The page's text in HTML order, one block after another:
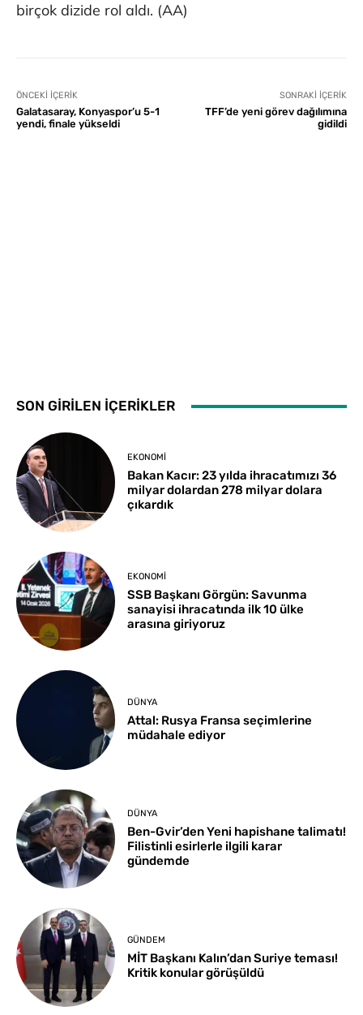
birçok dizide rol aldı. (AA)
ÖNCEKI İÇERIK
Galatasaray, Konyaspor’u 5-1
yendi, finale yükseldi
SONRAKI İÇERIK
TFF’de yeni görev dağılımına
gidildi
SON GİRİLEN İÇERİKLER
EKONOMI
Bakan Kacır: 23 yılda ihracatımızı 36
milyar dolardan 278 milyar dolara
çıkardık
EKONOMI
SSB Başkanı Görgün: Savunma
sanayisi ihracatında ilk 10 ülke
arasına giriyoruz
DÜNYA
Attal: Rusya Fransa seçimlerine
müdahale ediyor
DÜNYA
Ben-Gvir’den Yeni hapishane talimatı!
Filistinli esirlerle ilgili karar
gündemde
GÜNDEM
MİT Başkanı Kalın’dan Suriye teması!
Kritik konular görüşüldü